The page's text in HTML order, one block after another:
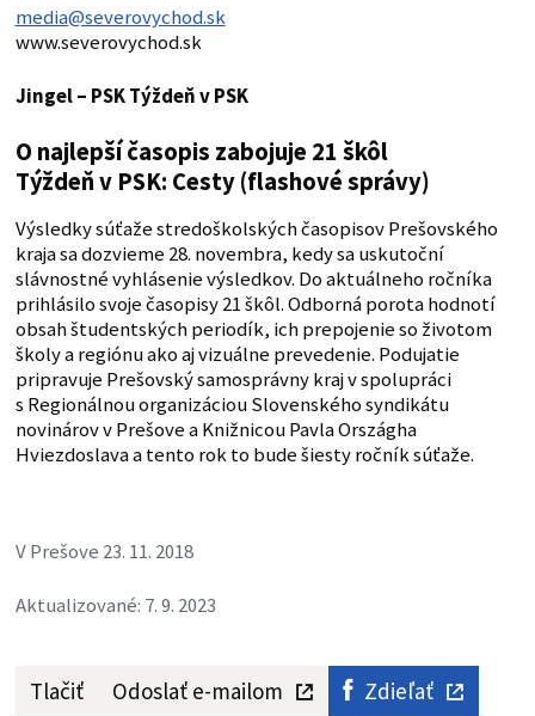
media@severovychod.sk
www.severovychod.sk
Jingel – PSK Týždeň v PSK
O najlepší časopis zabojuje 21 škôl
Týždeň v PSK: Cesty (flashové správy)
Výsledky súťaže stredoškolských časopisov Prešovského
kraja sa dozvieme 28. novembra, kedy sa uskutoční
slávnostné vyhlásenie výsledkov. Do aktuálneho ročníka
prihlásilo svoje časopisy 21 škôl. Odborná porota hodnotí
obsah študentských periodík, ich prepojenie so životom
školy a regiónu ako aj vizuálne prevedenie. Podujatie
pripravuje Prešovský samosprávny kraj v spolupráci
s Regionálnou organizáciou Slovenského syndikátu
novinárov v Prešove a Knižnicou Pavla Országha
Hviezdoslava a tento rok to bude šiesty ročník súťaže.
V Prešove 23. 11. 2018
Aktualizované: 7. 9. 2023
Tlačiť Odoslať e-mailom Zdieľať